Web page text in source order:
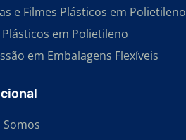
e Filmes Plásticos em Polietileno
Plásticos em Polietileno
em Embalagens Flexíveis
Somos